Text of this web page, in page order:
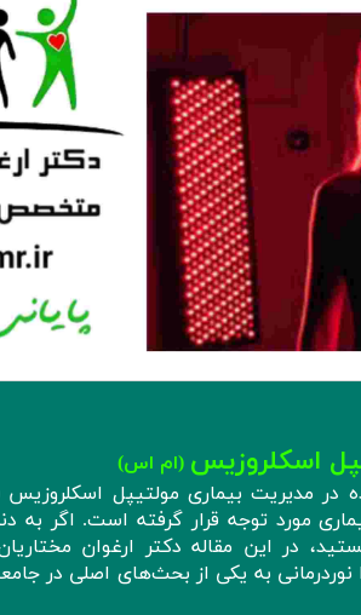
اسکلروزیس (ام‌ اس)
مورد توجه قرار گرفته است. اگر به
در این مقاله دکتر ارغوان
به یکی از بحث‌های اصلی در